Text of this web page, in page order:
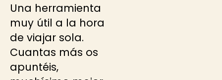
Una herramienta
muy útil a la hora
de viajar sola.
Cuantas más os
apuntéis,